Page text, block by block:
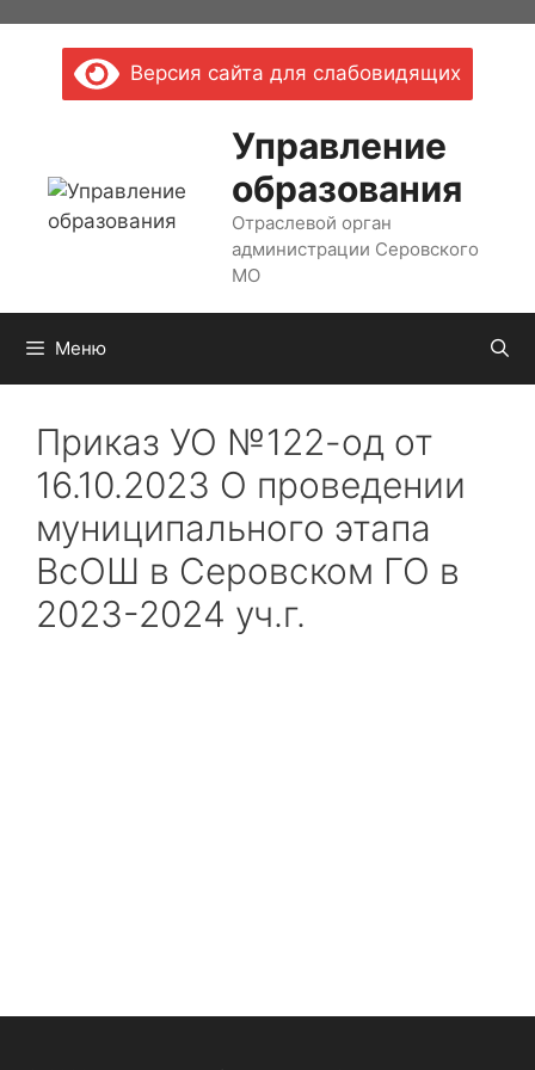
содержимомуВерсия сайта для слабовидящих
Управление
образования
Отраслевой орган
администрации Серовского
МО
Меню
Приказ УО №122-од от
16.10.2023 О проведении
муниципального этапа
ВсОШ в Серовском ГО в
2023-2024 уч.г.